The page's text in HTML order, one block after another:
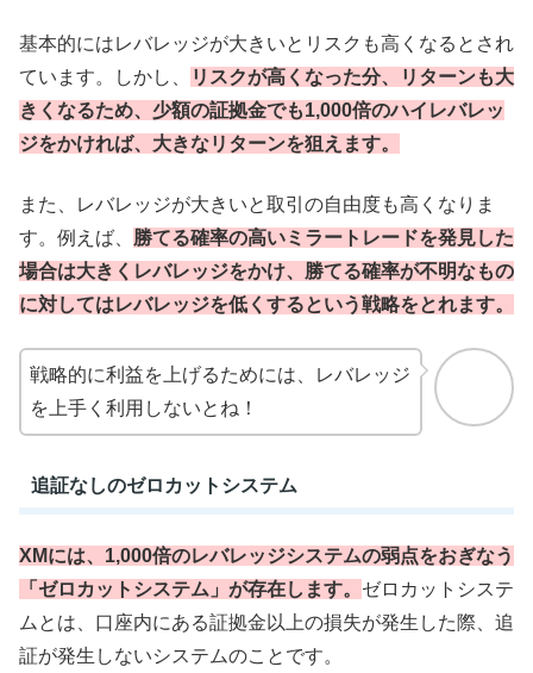
基本的にはレバレッジが大きいとリスクも高くなるとされ
ています。しかし、
リスクが高くなった分、リターンも大
きくなるため、少額の証拠金でも1,000倍のハイレバレッ
ジをかければ、大きなリターンを狙えます。
また、レバレッジが大きいと取引の自由度も高くなりま
す。例えば、 勝てる確率の高いミラートレードを発見した
場合は大きくレバレッジをかけ、勝てる確率が不明なもの
に対してはレバレッジを低くするという戦略をとれます。
戦略的に利益を上げるためには、レバレッジ
を上手く利用しないとね！
追証なしのゼロカットシステム
XMには、1,000倍のレバレッジシステムの弱点をおぎなう
「ゼロカットシステム」が存在します。 ゼロカットシステ
ムとは、口座内にある証拠金以上の損失が発生した際、追
証が発生しないシステムのことです。